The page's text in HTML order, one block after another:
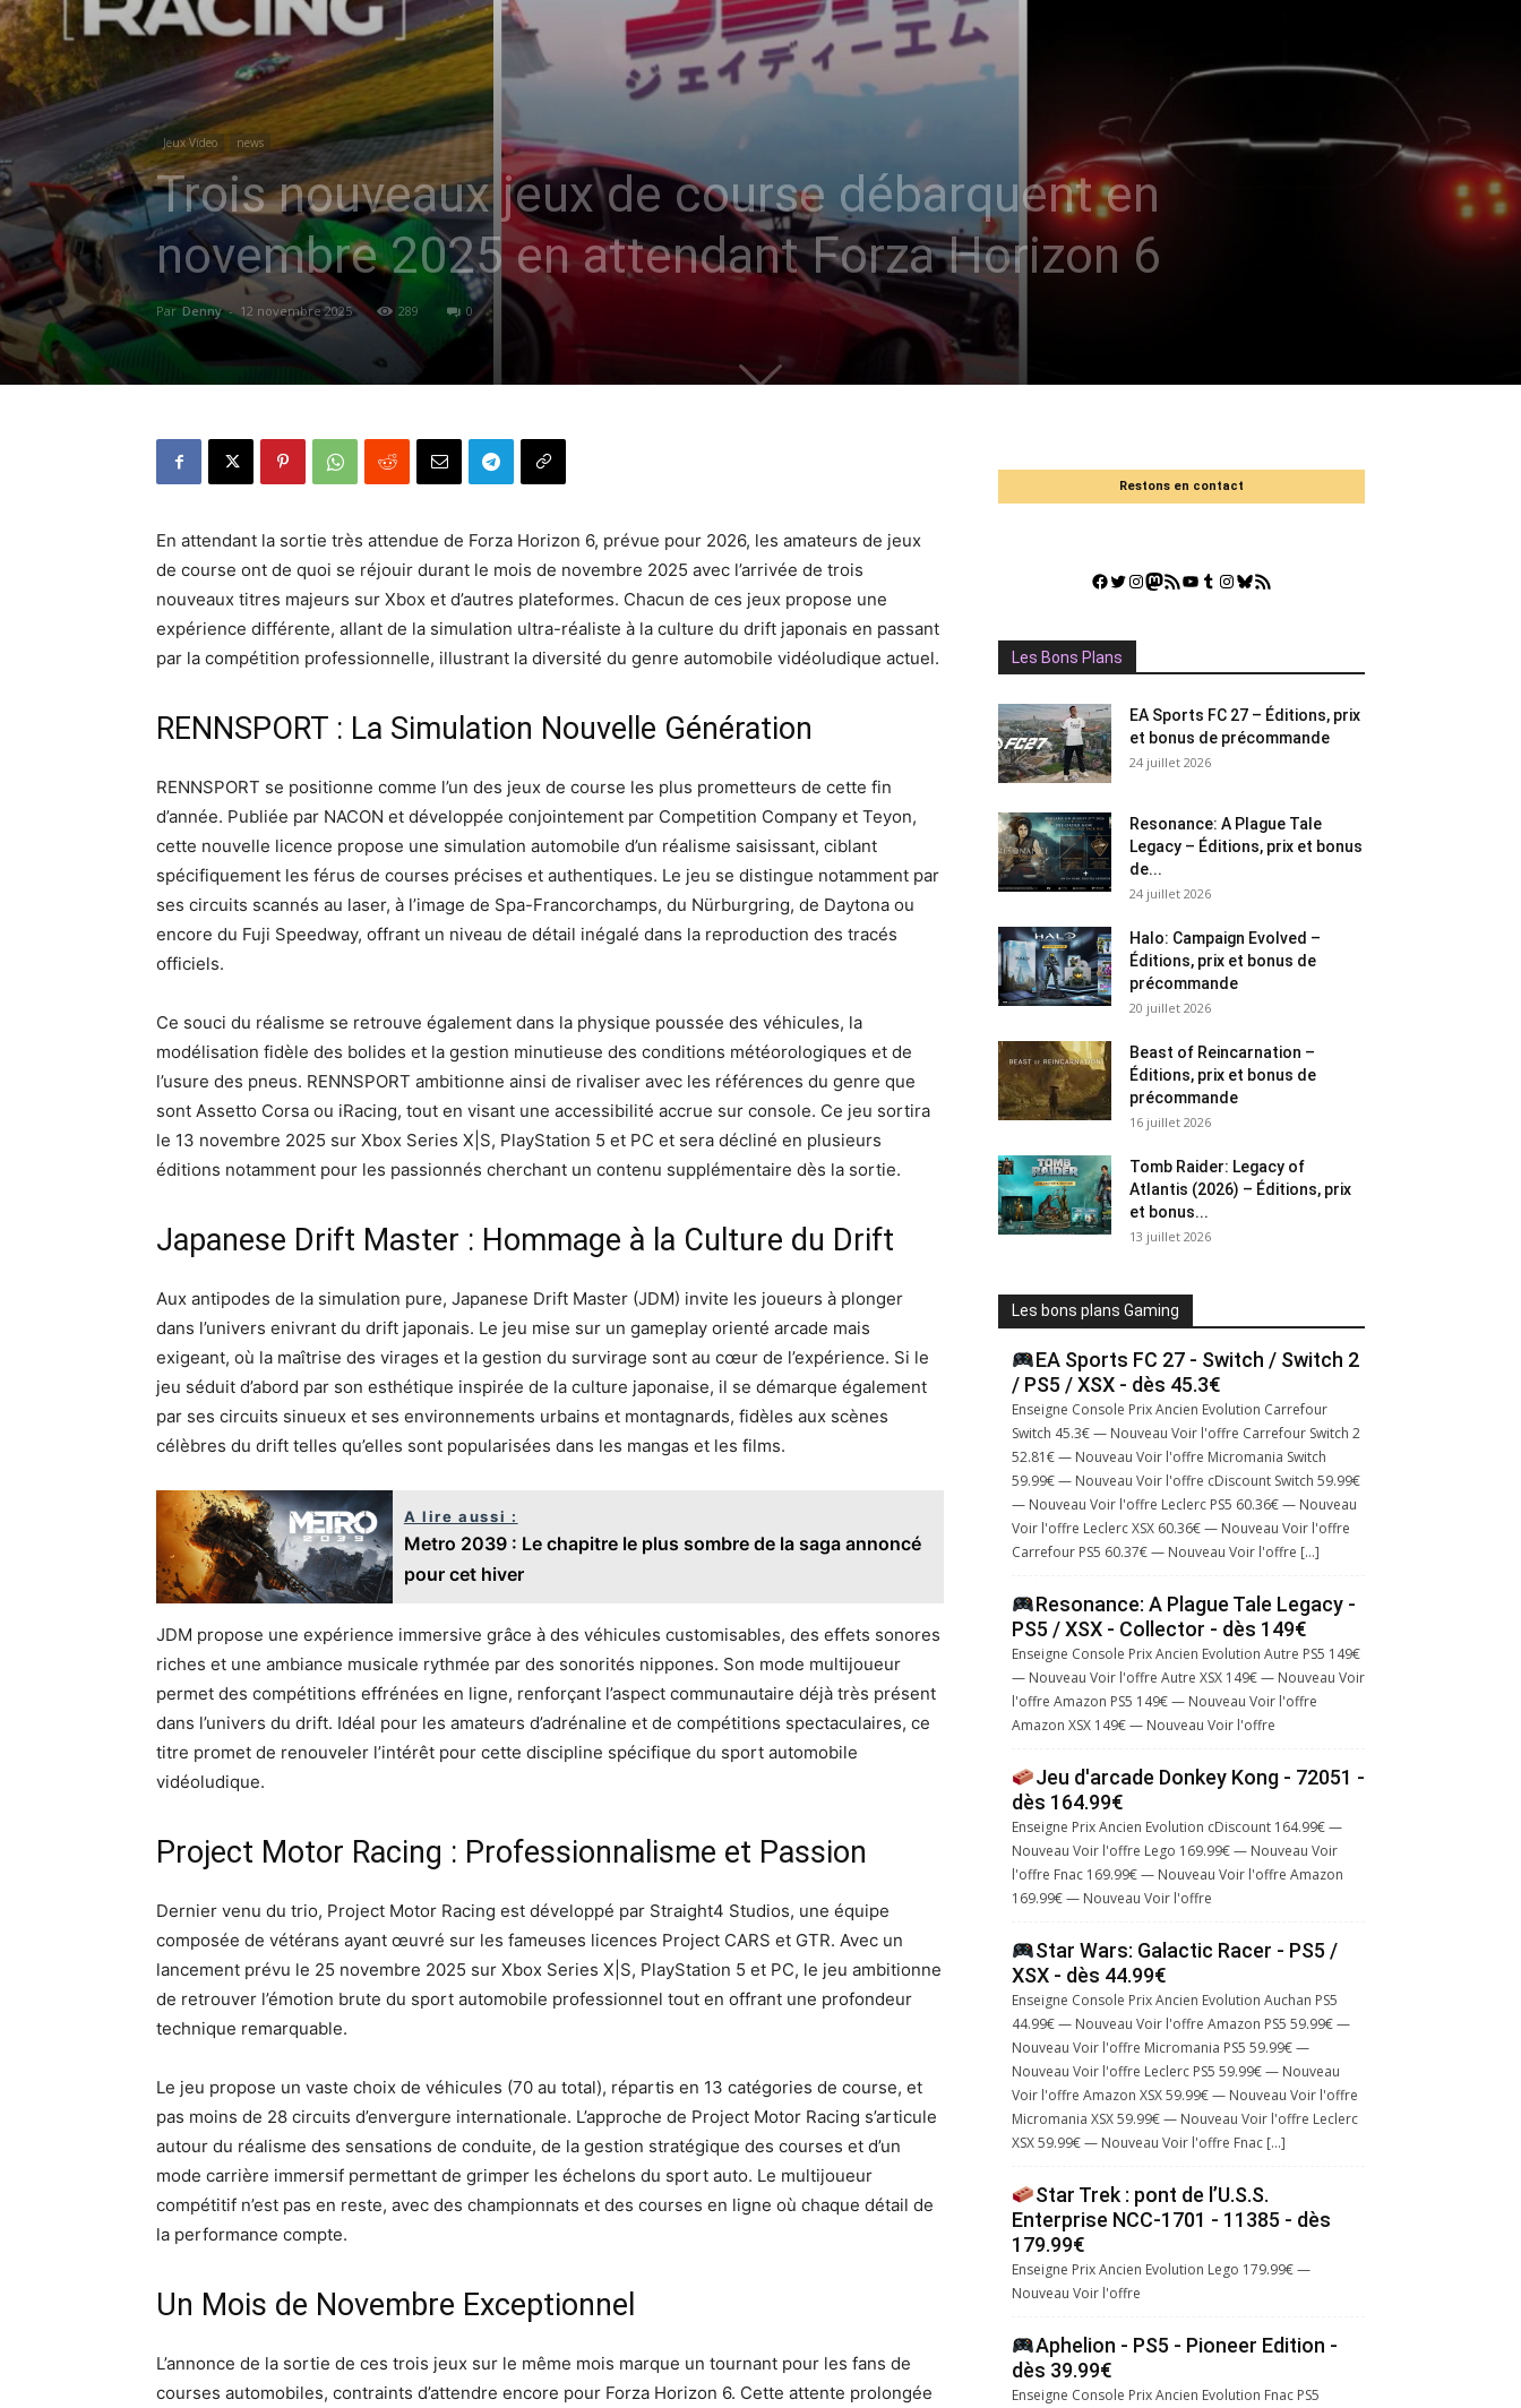
Jeux Video news
Trois nouveaux jeux de course débarquent en
novembre 2025 en attendant Forza Horizon 6
Par Denny - 12 novembre 2025 289 0
En attendant la sortie très attendue de Forza Horizon 6, prévue pour 2026, les amateurs de jeux
de course ont de quoi se réjouir durant le mois de novembre 2025 avec l’arrivée de trois
nouveaux titres majeurs sur Xbox et d’autres plateformes. Chacun de ces jeux propose une
expérience différente, allant de la simulation ultra-réaliste à la culture du drift japonais en passant
par la compétition professionnelle, illustrant la diversité du genre automobile vidéoludique actuel.
RENNSPORT : La Simulation Nouvelle Génération
RENNSPORT se positionne comme l’un des jeux de course les plus prometteurs de cette fin
d’année. Publiée par NACON et développée conjointement par Competition Company et Teyon,
cette nouvelle licence propose une simulation automobile d’un réalisme saisissant, ciblant
spécifiquement les férus de courses précises et authentiques. Le jeu se distingue notamment par
ses circuits scannés au laser, à l’image de Spa-Francorchamps, du Nürburgring, de Daytona ou
encore du Fuji Speedway, offrant un niveau de détail inégalé dans la reproduction des tracés
officiels.
Ce souci du réalisme se retrouve également dans la physique poussée des véhicules, la
modélisation fidèle des bolides et la gestion minutieuse des conditions météorologiques et de
l’usure des pneus. RENNSPORT ambitionne ainsi de rivaliser avec les références du genre que
sont Assetto Corsa ou iRacing, tout en visant une accessibilité accrue sur console. Ce jeu sortira
le 13 novembre 2025 sur Xbox Series X|S, PlayStation 5 et PC et sera décliné en plusieurs
éditions notamment pour les passionnés cherchant un contenu supplémentaire dès la sortie.
Japanese Drift Master : Hommage à la Culture du Drift
Aux antipodes de la simulation pure, Japanese Drift Master (JDM) invite les joueurs à plonger
dans l’univers enivrant du drift japonais. Le jeu mise sur un gameplay orienté arcade mais
exigeant, où la maîtrise des virages et la gestion du survirage sont au cœur de l’expérience. Si le
jeu séduit d’abord par son esthétique inspirée de la culture japonaise, il se démarque également
par ses circuits sinueux et ses environnements urbains et montagnards, fidèles aux scènes
célèbres du drift telles qu’elles sont popularisées dans les mangas et les films.
A lire aussi :
Metro 2039 : Le chapitre le plus sombre de la saga annoncé
pour cet hiver
JDM propose une expérience immersive grâce à des véhicules customisables, des effets sonores
riches et une ambiance musicale rythmée par des sonorités nippones. Son mode multijoueur
permet des compétitions effrénées en ligne, renforçant l’aspect communautaire déjà très présent
dans l’univers du drift. Idéal pour les amateurs d’adrénaline et de compétitions spectaculaires, ce
titre promet de renouveler l’intérêt pour cette discipline spécifique du sport automobile
vidéoludique.
Project Motor Racing : Professionnalisme et Passion
Dernier venu du trio, Project Motor Racing est développé par Straight4 Studios, une équipe
composée de vétérans ayant œuvré sur les fameuses licences Project CARS et GTR. Avec un
lancement prévu le 25 novembre 2025 sur Xbox Series X|S, PlayStation 5 et PC, le jeu ambitionne
de retrouver l’émotion brute du sport automobile professionnel tout en offrant une profondeur
technique remarquable.
Le jeu propose un vaste choix de véhicules (70 au total), répartis en 13 catégories de course, et
pas moins de 28 circuits d’envergure internationale. L’approche de Project Motor Racing s’articule
autour du réalisme des sensations de conduite, de la gestion stratégique des courses et d’un
mode carrière immersif permettant de grimper les échelons du sport auto. Le multijoueur
compétitif n’est pas en reste, avec des championnats et des courses en ligne où chaque détail de
la performance compte.
Un Mois de Novembre Exceptionnel
L’annonce de la sortie de ces trois jeux sur le même mois marque un tournant pour les fans de
courses automobiles, contraints d’attendre encore pour Forza Horizon 6. Cette attente prolongée
Restons en contact
Facebook
Twitter
Instagram
Mastodon
Flux RSSYouTube
Tumblr
Instagram
Bluesky
GestGame
Les Bons Plans
EA Sports FC 27 – Éditions, prix
et bonus de précommande
24 juillet 2026
Resonance: A Plague Tale
Legacy – Éditions, prix et bonus
de...
24 juillet 2026
Halo: Campaign Evolved –
Éditions, prix et bonus de
précommande
20 juillet 2026
Beast of Reincarnation –
Éditions, prix et bonus de
précommande
16 juillet 2026
Tomb Raider: Legacy of
Atlantis (2026) – Éditions, prix
et bonus...
13 juillet 2026
Les bons plans Gaming
EA Sports FC 27 - Switch / Switch 2
/ PS5 / XSX - dès 45.3€
Enseigne Console Prix Ancien Evolution Carrefour
Switch 45.3€ — Nouveau Voir l'offre Carrefour Switch 2
52.81€ — Nouveau Voir l'offre Micromania Switch
59.99€ — Nouveau Voir l'offre cDiscount Switch 59.99€
— Nouveau Voir l'offre Leclerc PS5 60.36€ — Nouveau
Voir l'offre Leclerc XSX 60.36€ — Nouveau Voir l'offre
Carrefour PS5 60.37€ — Nouveau Voir l'offre […]
Resonance: A Plague Tale Legacy -
PS5 / XSX - Collector - dès 149€
Enseigne Console Prix Ancien Evolution Autre PS5 149€
— Nouveau Voir l'offre Autre XSX 149€ — Nouveau Voir
l'offre Amazon PS5 149€ — Nouveau Voir l'offre
Amazon XSX 149€ — Nouveau Voir l'offre
Jeu d'arcade Donkey Kong - 72051 -
dès 164.99€
Enseigne Prix Ancien Evolution cDiscount 164.99€ —
Nouveau Voir l'offre Lego 169.99€ — Nouveau Voir
l'offre Fnac 169.99€ — Nouveau Voir l'offre Amazon
169.99€ — Nouveau Voir l'offre
Star Wars: Galactic Racer - PS5 /
XSX - dès 44.99€
Enseigne Console Prix Ancien Evolution Auchan PS5
44.99€ — Nouveau Voir l'offre Amazon PS5 59.99€ —
Nouveau Voir l'offre Micromania PS5 59.99€ —
Nouveau Voir l'offre Leclerc PS5 59.99€ — Nouveau
Voir l'offre Amazon XSX 59.99€ — Nouveau Voir l'offre
Micromania XSX 59.99€ — Nouveau Voir l'offre Leclerc
XSX 59.99€ — Nouveau Voir l'offre Fnac […]
Star Trek : pont de l’U.S.S.
Enterprise NCC-1701 - 11385 - dès
179.99€
Enseigne Prix Ancien Evolution Lego 179.99€ —
Nouveau Voir l'offre
Aphelion - PS5 - Pioneer Edition -
dès 39.99€
Enseigne Console Prix Ancien Evolution Fnac PS5